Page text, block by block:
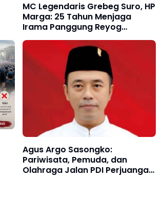
MC Legendaris Grebeg Suro, HP
Marga: 25 Tahun Menjaga
Irama Panggung Reyog
Ponorogo
Agus Argo Sasongko:
Pariwisata, Pemuda, dan
Olahraga Jalan PDI Perjuangan